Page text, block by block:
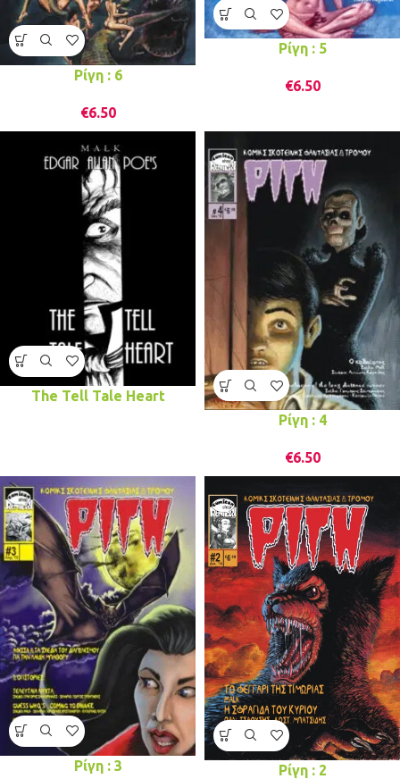
Ρίγη : 6
€6.50
Ρίγη : 5
€6.50
The Tell Tale Heart
Ρίγη : 4
€6.50
Ρίγη : 3 Ρίγη : 2